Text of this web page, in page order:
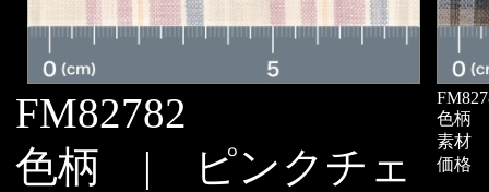
FM82782
色柄 | ピンクチェ
色柄
素材
価格 |